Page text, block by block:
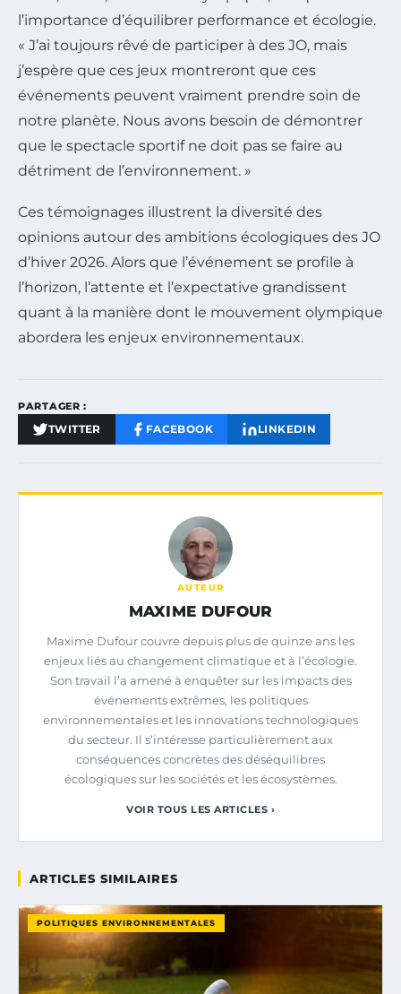
l’importance d’équilibrer performance et écologie.
« J’ai toujours rêvé de participer à des JO, mais
j’espère que ces jeux montreront que ces
événements peuvent vraiment prendre soin de
notre planète. Nous avons besoin de démontrer
que le spectacle sportif ne doit pas se faire au
détriment de l’environnement. »
Ces témoignages illustrent la diversité des
opinions autour des ambitions écologiques des JO
d’hiver 2026. Alors que l’événement se profile à
l’horizon, l’attente et l’expectative grandissent
quant à la manière dont le mouvement olympique
abordera les enjeux environnementaux.
PARTAGER :
TWITTER FACEBOOK LINKEDIN
AUTEUR
MAXIME DUFOUR
Maxime Dufour couvre depuis plus de quinze ans les
enjeux liés au changement climatique et à l’écologie.
Son travail l’a amené à enquêter sur les impacts des
événements extrêmes, les politiques
environnementales et les innovations technologiques
du secteur. Il s’intéresse particulièrement aux
conséquences concrètes des déséquilibres
écologiques sur les sociétés et les écosystèmes.
VOIR TOUS LES ARTICLES ›
ARTICLES SIMILAIRES
POLITIQUES ENVIRONNEMENTALES